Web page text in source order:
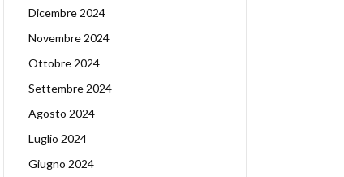
Dicembre 2024
Novembre 2024
Ottobre 2024
Settembre 2024
Agosto 2024
Luglio 2024
Giugno 2024